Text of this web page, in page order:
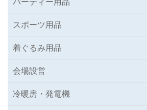
スポーツ用品
着ぐるみ用品
会場設営
冷暖房・発電機